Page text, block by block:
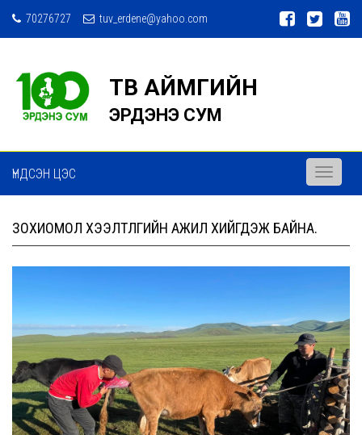
70276727 tuv_erdene@yahoo.com
ТӨВ АЙМГИЙН
ЭРДЭНЭ СУМ
ҮНДСЭН ЦЭС
Toggle
ЗОХИОМОЛ ХЭЭЛТҮҮЛГИЙН АЖИЛ ХИЙГДЭЖ БАЙНА.